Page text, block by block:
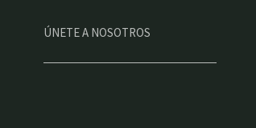
ÚNETE A NOSOTROS